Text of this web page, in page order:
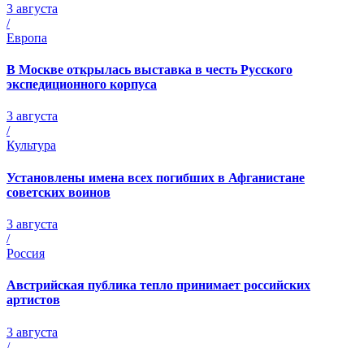
3 августа
/
Европа
В Москве открылась выставка в честь Русского
экспедиционного корпуса
3 августа
/
Культура
Установлены имена всех погибших в Афганистане
советских воинов
3 августа
/
Россия
Австрийская публика тепло принимает российских
артистов
3 августа